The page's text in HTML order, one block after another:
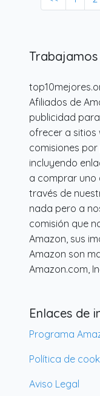
Afiliados de
publicidad
ofrecer a sitios
comisiones
incluyendo
a comprar uno
través de
nada pero a
comisión que
Amazon, sus
Amazon son
Amazon.com,
Enlaces de
Programa
Política de
Aviso Legal